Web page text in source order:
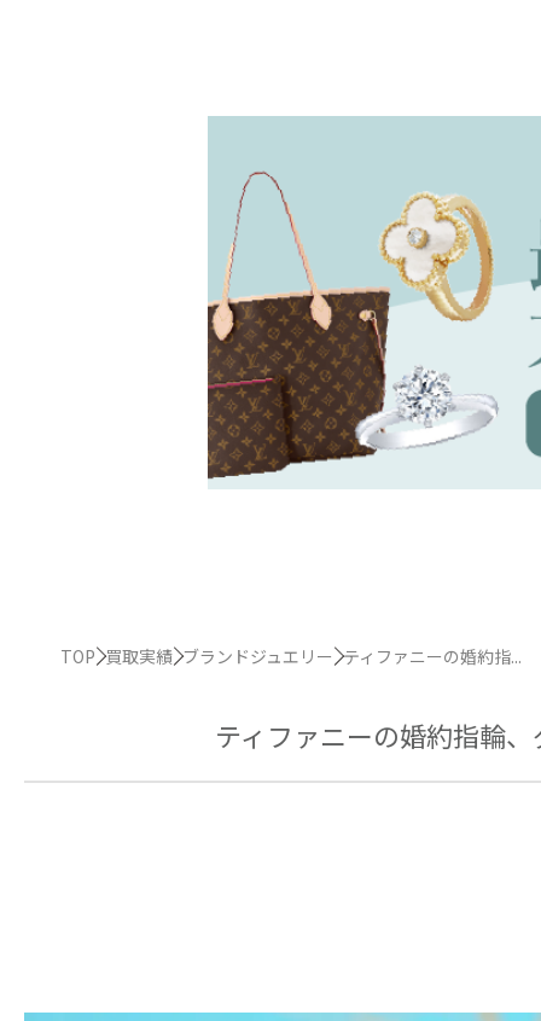
TOP 買取実績 ブランドジュエリー ティファニーの婚約指...
ティファニーの婚約指輪